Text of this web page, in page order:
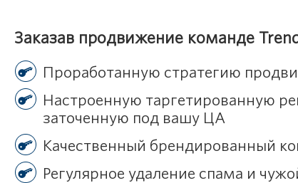
Заказав продвижение команде
Проработанную стратегию
Настроенную таргетированную
заточенную под вашу ЦА
Качественный брендированный
Регулярное удаление спама и